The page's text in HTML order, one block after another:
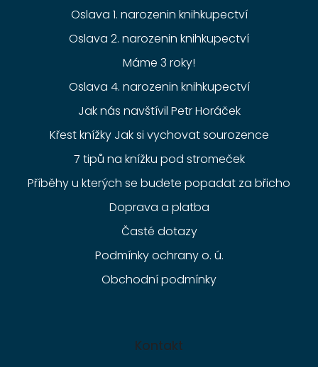
Oslava 1. narozenin knihkupectví
Oslava 2. narozenin knihkupectví
Máme 3 roky!
Oslava 4. narozenin knihkupectví
Jak nás navštívil Petr Horáček
Křest knížky Jak si vychovat sourozence
7 tipů na knížku pod stromeček
Příběhy u kterých se budete popadat za břicho
Doprava a platba
Časté dotazy
Podmínky ochrany o. ú.
Obchodní podmínky
Kontakt